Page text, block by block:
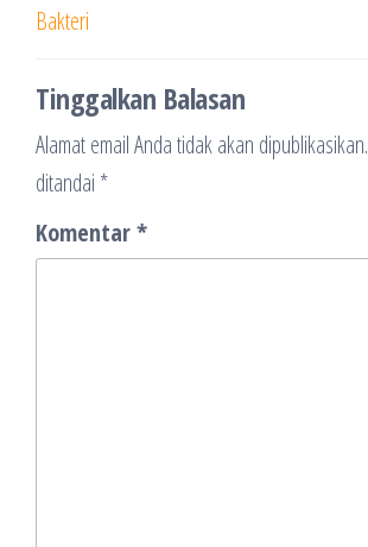
Bakteri
Tinggalkan Balasan
Alamat email Anda tidak akan dipublikasikan.
ditandai *
Komentar*